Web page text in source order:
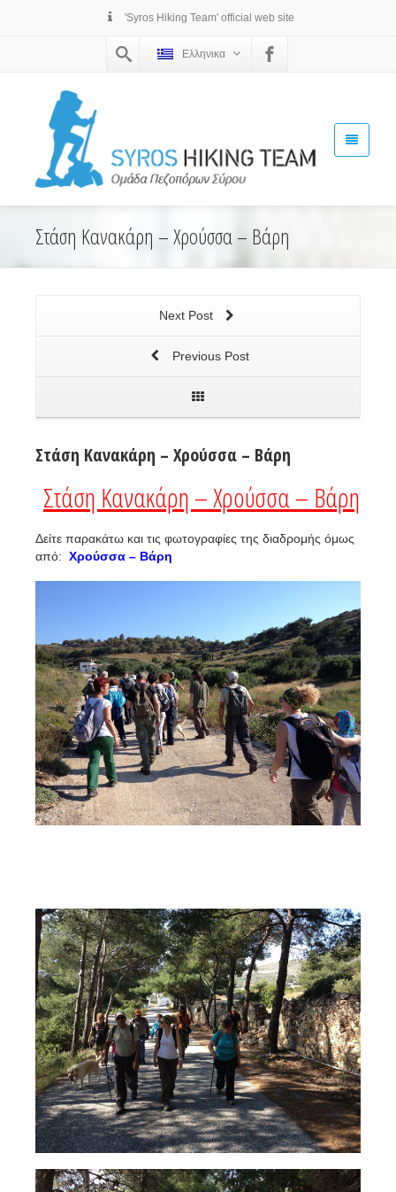
'Syros Hiking Team' official web site
Ελληνικα
Στάση Κανακάρη – Χρούσσα – Βάρη
Next Post
Previous Post
Στάση Κανακάρη – Χρούσσα – Βάρη
Στάση Κανακάρη – Χρούσσα – Βάρη
Δείτε παρακάτω και τις φωτογραφίες της διαδρομής όμως
από: Χρούσσα – Βάρη